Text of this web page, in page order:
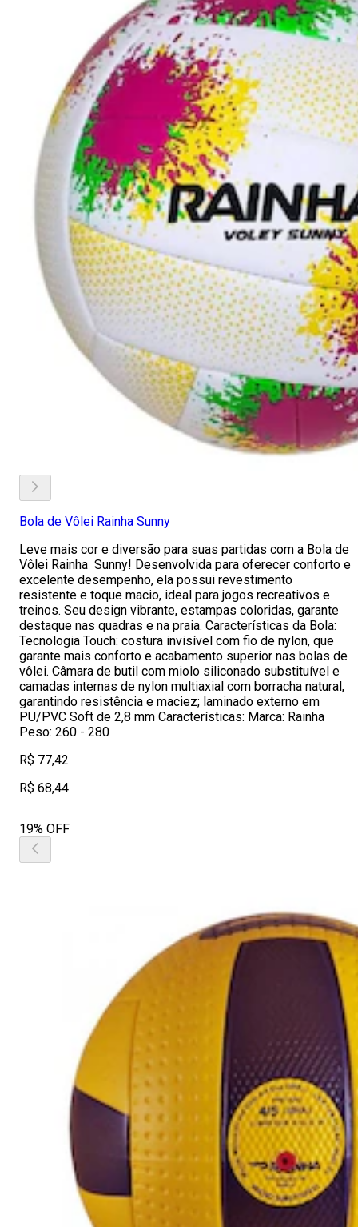
Bola de Vôlei Rainha Sunny
Leve mais cor e diversão para suas partidas com a Bola de
Vôlei Rainha Sunny! Desenvolvida para oferecer conforto e
excelente desempenho, ela possui revestimento
resistente e toque macio, ideal para jogos recreativos e
treinos. Seu design vibrante, estampas coloridas, garante
destaque nas quadras e na praia. Características da Bola:
Tecnologia Touch: costura invisível com fio de nylon, que
garante mais conforto e acabamento superior nas bolas de
vôlei. Câmara de butil com miolo siliconado substituível e
camadas internas de nylon multiaxial com borracha natural,
garantindo resistência e maciez; laminado externo em
PU/PVC Soft de 2,8 mm Características: Marca: Rainha
Peso: 260 - 280
R$ 77,42
R$ 68,44
19% OFF